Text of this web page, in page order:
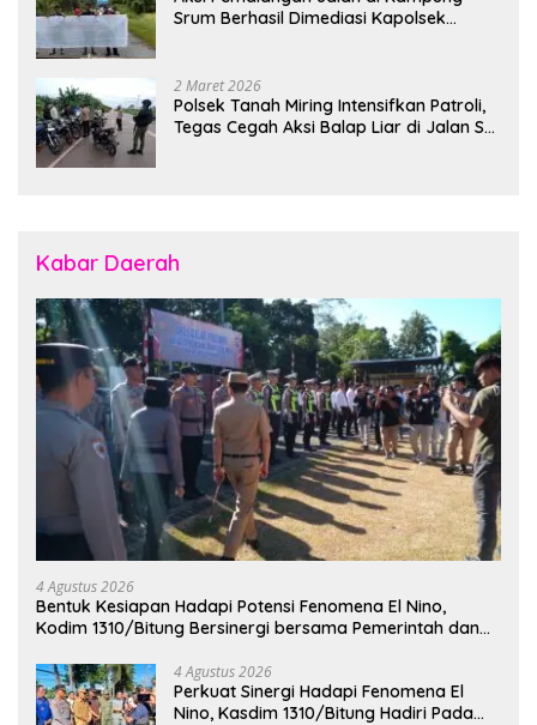
Srum Berhasil Dimediasi Kapolsek
2 Maret 2026
Polsek Tanah Miring Intensifkan Patroli,
Tegas Cegah Aksi Balap Liar di Jalan SP
Kabar Daerah
4 Agustus 2026
Bentuk Kesiapan Hadapi Potensi Fenomena El Nino,
Kodim 1310/Bitung Bersinergi bersama Pemerintah dan
Bencana
4 Agustus 2026
Perkuat Sinergi Hadapi Fenomena El
Nino, Kasdim 1310/Bitung Hadiri Pada